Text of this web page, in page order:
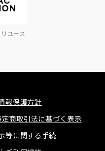
ユース
報保護方針
定商取引法に基づく表示
等に関する手続